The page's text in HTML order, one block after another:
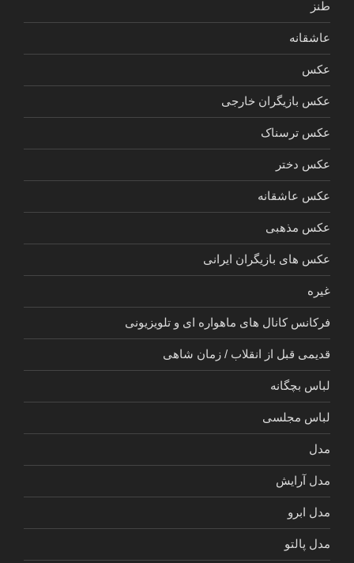
طنز
عاشقانه
عکس
عکس بازیگران خارجی
عکس ترسناک
عکس دختر
عکس عاشقانه
عکس مذهبی
عکس های بازیگران ایرانی
غیره
فرکانس کانال های ماهواره ای و تلویزیونی
قدیمی قبل از انقلاب / زمان شاهی
لباس بچگانه
لباس مجلسی
مدل
مدل آرایش
مدل ابرو
مدل پالتو